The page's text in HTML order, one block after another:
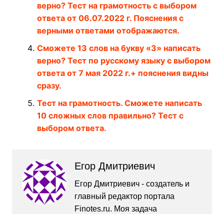
верно? Тест на грамотность с выбором
ответа от 06.07.2022 г. Пояснения с
верными ответами отображаются.
Сможете 13 слов на букву «З» написать
верно? Тест по русскому языку с выбором
ответа от 7 мая 2022 г.+ пояснения видны
сразу.
Тест на грамотность. Сможете написать
10 сложных слов правильно? Тест с
выбором ответа.
Егор Дмитриевич
Егор Дмитриевич - создатель и
главный редактор портала
Finotes.ru. Моя задача